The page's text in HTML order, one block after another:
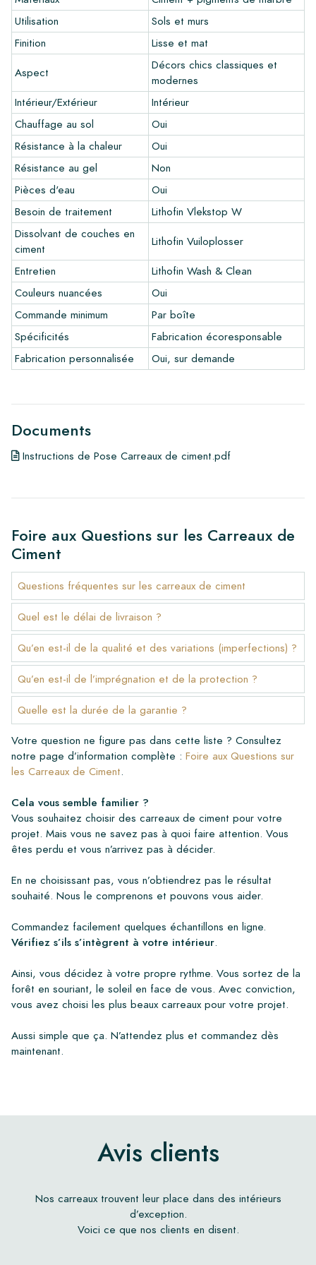
commande éventuelle.
Créez votre propre carreau
Vous souhaitez créer un carreau qui s'harmonise parfaitement
avec les autres couleurs de votre intérieur? Visitez notre
programme de conception via ce lien et laissez libre cours à
votre créativité.
Garantie
La période de garantie est toujours d'un an après la livraison.
La garantie couvre uniquement les défauts de fabrication et
en cas d'utilisation de nos produits de pose et d'entretien
Lithofin. Aucune réclamation ne peut être faite pour les
carreaux déjà installés.
Liens
•Programme de dessin pour créer votre propre carreau
•En savoir plus sur nos carrelages
•Consultez nos brochures
•Produits d'entretien
Utilisation
Sols et murs
Finition
Lisse et mat
Aspect
Décors chics classiques et
modernes
Intérieur/Extérieur
Intérieur
Chauffage au sol
Oui
Résistance à la chaleur
Oui
Résistance au gel
Non
Pièces d'eau
Oui
Besoin de traitement
Lithofin Vlekstop W
Dissolvant de couches en
ciment
Lithofin Vuiloplosser
Entretien
Lithofin Wash & Clean
Couleurs nuancées
Oui
Commande minimum
Par boîte
Spécificités
Fabrication écoresponsable
Fabrication personnalisée
Oui, sur demande
Documents
Instructions de Pose Carreaux de ciment.pdf
Foire aux Questions sur les Carreaux de
Ciment
Questions fréquentes sur les carreaux de ciment
Quel est le délai de livraison ?
Qu’en est-il de la qualité et des variations (imperfections) ?
Qu’en est-il de l’imprégnation et de la protection ?
Quelle est la durée de la garantie ?
Votre question ne figure pas dans cette liste ? Consultez
notre page d’information complète : Foire aux Questions sur
les Carreaux de Ciment.
Cela vous semble familier ?
Vous souhaitez choisir des carreaux de ciment pour votre
projet. Mais vous ne savez pas à quoi faire attention. Vous
êtes perdu et vous n’arrivez pas à décider.
En ne choisissant pas, vous n’obtiendrez pas le résultat
souhaité. Nous le comprenons et pouvons vous aider.
Commandez facilement quelques échantillons en ligne.
Vérifiez s’ils s’intègrent à votre intérieur.
Ainsi, vous décidez à votre propre rythme. Vous sortez de la
forêt en souriant, le soleil en face de vous. Avec conviction,
vous avez choisi les plus beaux carreaux pour votre projet.
Aussi simple que ça. N’attendez plus et commandez dès
maintenant.
Avis clients
Nos carreaux trouvent leur place dans des intérieurs
d’exception.
Voici ce que nos clients en disent.